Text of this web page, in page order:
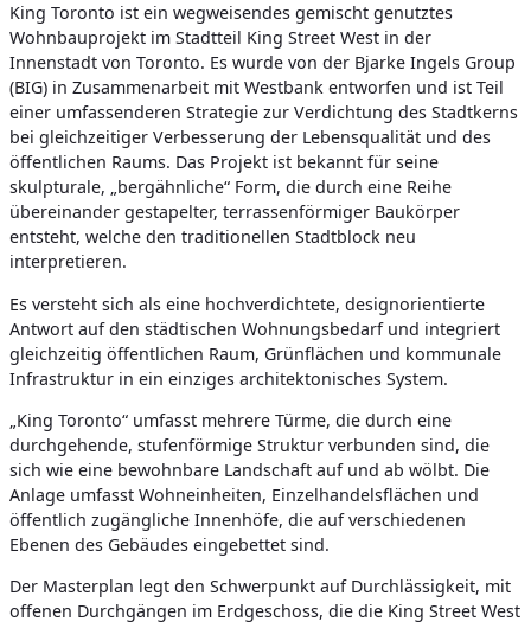
King Toronto ist ein wegweisendes gemischt genutztes
Wohnbauprojekt im Stadtteil King Street West in der
Innenstadt von Toronto. Es wurde von der Bjarke Ingels Group
(BIG) in Zusammenarbeit mit Westbank entworfen und ist Teil
einer umfassenderen Strategie zur Verdichtung des Stadtkerns
bei gleichzeitiger Verbesserung der Lebensqualität und des
öffentlichen Raums. Das Projekt ist bekannt für seine
skulpturale, „bergähnliche“ Form, die durch eine Reihe
übereinander gestapelter, terrassenförmiger Baukörper
entsteht, welche den traditionellen Stadtblock neu
interpretieren.
Es versteht sich als eine hochverdichtete, designorientierte
Antwort auf den städtischen Wohnungsbedarf und integriert
gleichzeitig öffentlichen Raum, Grünflächen und kommunale
Infrastruktur in ein einziges architektonisches System.
„King Toronto“ umfasst mehrere Türme, die durch eine
durchgehende, stufenförmige Struktur verbunden sind, die
sich wie eine bewohnbare Landschaft auf und ab wölbt. Die
Anlage umfasst Wohneinheiten, Einzelhandelsflächen und
öffentlich zugängliche Innenhöfe, die auf verschiedenen
Ebenen des Gebäudes eingebettet sind.
Der Masterplan legt den Schwerpunkt auf Durchlässigkeit, mit
offenen Durchgängen im Erdgeschoss, die die King Street West